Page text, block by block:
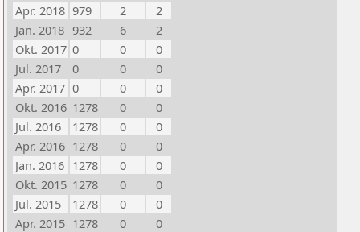
Apr. 2018 979 2
2
Jan. 2018 932 6
2
Okt. 2017 0 0
0
Jul. 2017
0 0
0
Apr. 2017 0 0
0
Okt. 2016 1278 0
0
Jul. 2016
1278 0
0
Apr. 2016 1278 0
0
Jan. 2016 1278 0
0
Okt. 2015 1278 0
0
Jul. 2015
1278 0
0
Apr. 2015 1278 0
0